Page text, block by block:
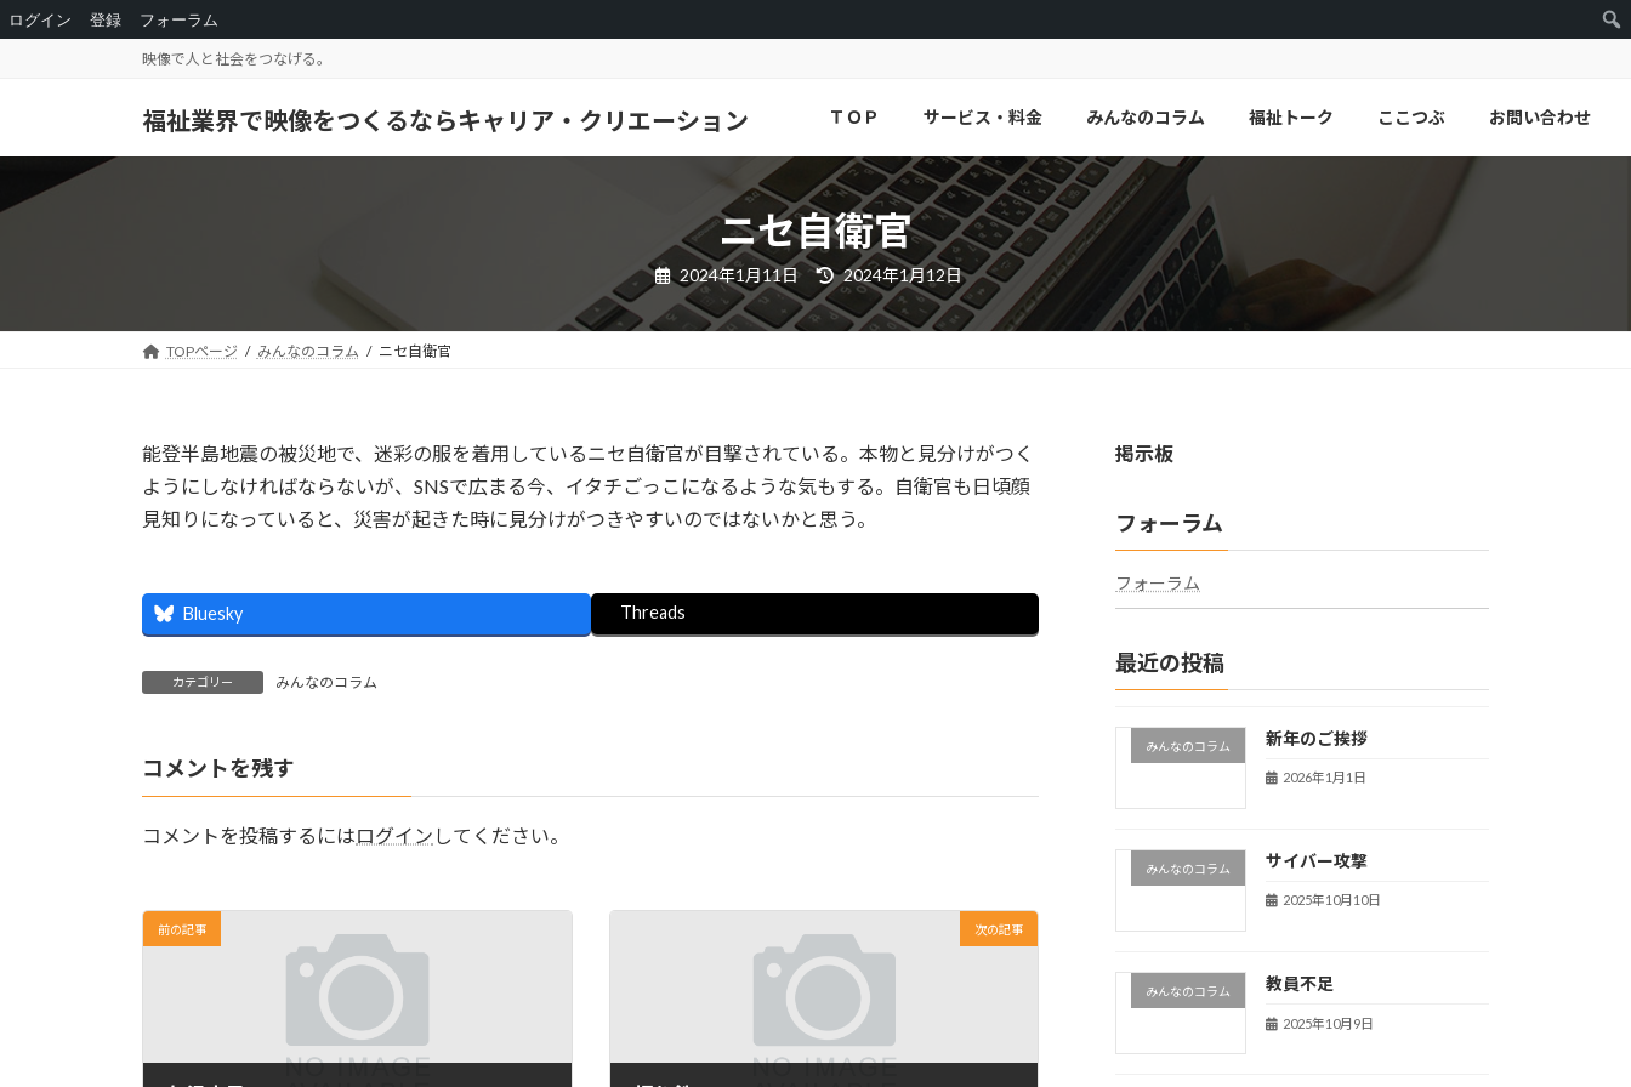
へ
ョ
ログイン 登録 フォーラム
映像で人と社会をつなげる。
福祉業界で映像をつくるならキャリア・クリエーション ＴＯＰ サービス・料金 みんなのコラム 福祉トーク ここつぶ お問い合わせ
ニセ自衛官
2024年1月11日
最
終
更
新
2024年1月12日
TOPページ みんなのコラム ニセ自衛官
能登半島地震の被災地で、迷彩の服を着用しているニセ自衛官が目撃されている。本物と見分けがつく
ようにしなければならないが、SNSで広まる今、イタチごっこになるような気もする。自衛官も日頃顔
見知りになっていると、災害が起きた時に見分けがつきやすいのではないかと思う。
Bluesky Threads
カテゴリー みんなのコラム
コメントを残す
コメントを投稿するにはログイン してください。
前の記事 次の記事
掲示板
フォーラム
フォーラム
最近の投稿
みんなのコラム 新年のご挨拶
2026年1月1日
みんなのコラム サイバー攻撃
2025年10月10日
みんなのコラム 教員不足
2025年10月9日